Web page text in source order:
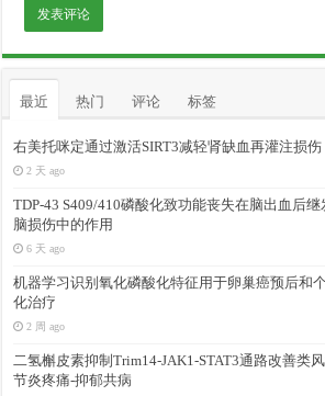
最近 热门 评论 标签
右美托咪定通过激活SIRT3减轻肾缺血再灌注损伤
2 天 ago
TDP-43 S409/410磷酸化致功能丧失在脑出血后继
脑损伤中的作用
6 天 ago
机器学习识别氧化磷酸化特征用于卵巢癌预后和
化治疗
2 周 ago
二氢槲皮素抑制Trim14-JAK1-STAT3通路改善类
节炎疼痛-抑郁共病